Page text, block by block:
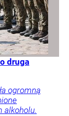
druga
ogromną
alkoholu.